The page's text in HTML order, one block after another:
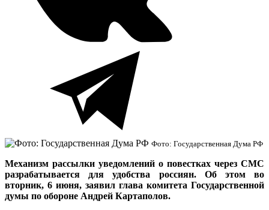
Фото: Государственная Дума РФ
Механизм рассылки уведомлений о повестках через СМС
разрабатывается для удобства россиян. Об этом во
вторник, 6 июня, заявил глава комитета Государственной
думы по обороне Андрей Картаполов.